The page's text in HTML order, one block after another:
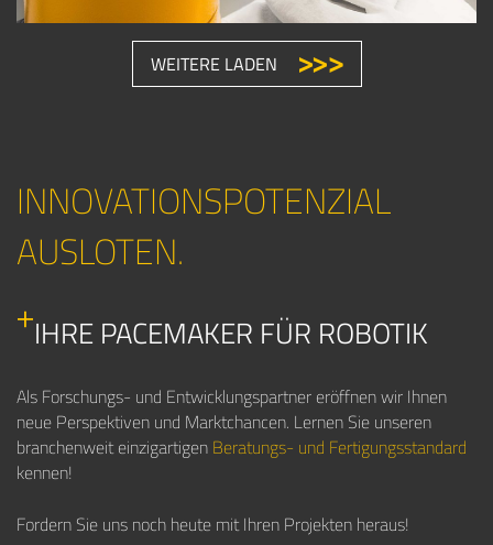
WEITERE LADEN
INNOVATIONSPOTENZIAL
AUSLOTEN.
IHRE PACEMAKER FÜR ROBOTIK
Als Forschungs- und Entwicklungspartner eröffnen wir Ihnen
neue Perspektiven und Marktchancen. Lernen Sie unseren
branchenweit einzigartigen Beratungs- und Fertigungsstandard
kennen!
Fordern Sie uns noch heute mit Ihren Projekten heraus!